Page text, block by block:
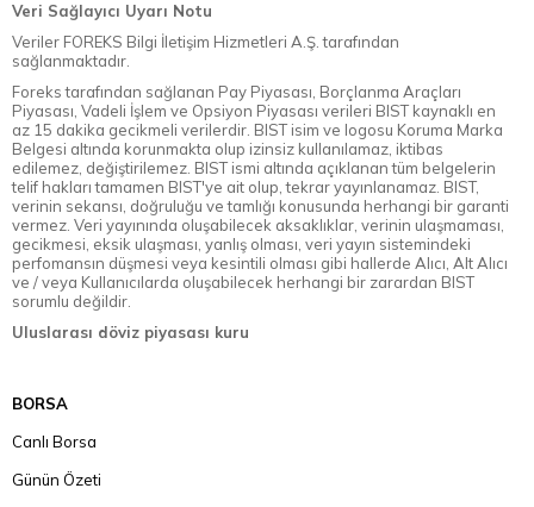
Veri Sağlayıcı Uyarı Notu
Veriler FOREKS Bilgi İletişim Hizmetleri A.Ş. tarafından
sağlanmaktadır.
Foreks tarafından sağlanan Pay Piyasası, Borçlanma Araçları
Piyasası, Vadeli İşlem ve Opsiyon Piyasası verileri BIST kaynaklı en
az 15 dakika gecikmeli verilerdir. BIST isim ve logosu Koruma Marka
Belgesi altında korunmakta olup izinsiz kullanılamaz, iktibas
edilemez, değiştirilemez. BIST ismi altında açıklanan tüm belgelerin
telif hakları tamamen BIST'ye ait olup, tekrar yayınlanamaz. BIST,
verinin sekansı, doğruluğu ve tamlığı konusunda herhangi bir garanti
vermez. Veri yayınında oluşabilecek aksaklıklar, verinin ulaşmaması,
gecikmesi, eksik ulaşması, yanlış olması, veri yayın sistemindeki
perfomansın düşmesi veya kesintili olması gibi hallerde Alıcı, Alt Alıcı
ve / veya Kullanıcılarda oluşabilecek herhangi bir zarardan BIST
sorumlu değildir.
Uluslarası döviz piyasası kuru
BORSA
Canlı Borsa
Günün Özeti